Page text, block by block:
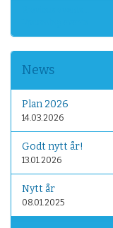
News
Plan 2026
14.03.2026
Godt nytt år!
13.01.2026
Nytt år
08.01.2025